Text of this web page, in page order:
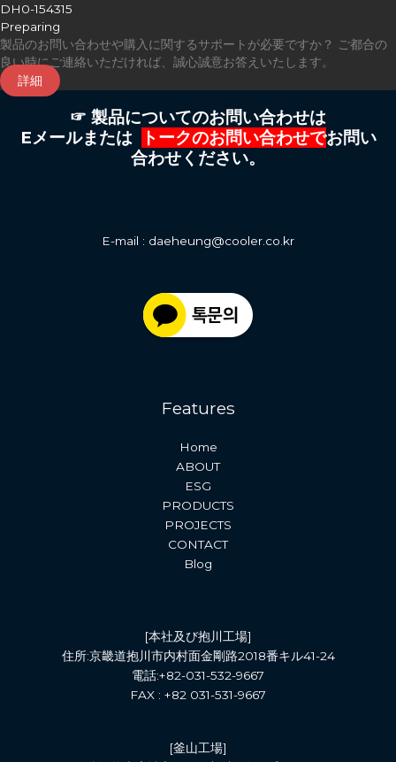
DH0-154315
Preparing
製品のお問い合わせや購入に関するサポートが必要ですか？ ご都合の
良い時にご連絡いただければ、誠心誠意お答えいたします。
詳細
☞ 製品についてのお問い合わせは
Eメールまたは
トークのお問い合わせでお問い
合わせください。
E-mail : daeheung@cooler.co.kr
Features
Home
ABOUT
ESG
PRODUCTS
PROJECTS
CONTACT
Blog
[本社及び抱川工場]
住所:京畿道抱川市内村面金剛路2018番キル41-24
電話:+82-031-532-9667
FAX : +82 031-531-9667
[釜山工場]